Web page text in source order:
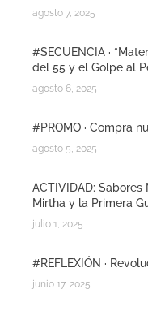
agosto 7, 2025
#SECUENCIA ·
del 55 y el Golpe al
agosto 6, 2025
#PROMO · Compra
agosto 5, 2025
ACTIVIDAD:
Mirtha y la Primera
julio 1, 2025
#REFLEXIÓN ·
junio 17, 2025